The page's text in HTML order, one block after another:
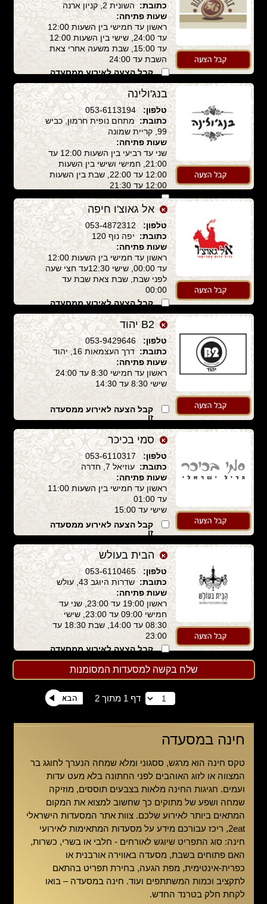
כתובת: השונית 2, קניון ארנה
שעות פתיחה:
ראשון עד חמישי בין השעות 12:00
עד 24:00, שישי בין השעות 12:00
עד 15:00, שבת משעה אחרי צאת
השבת עד 24:00
קבל הצעה לאירוע ממסעדה
בנג'ולינה
טלפון:053-6113194
כתובת: מתחם נופית חרמון, כביש
99, קריית שמונה
שעות פתיחה:
שני עד רביעי בין השעות 12:00 עד
21:00, חמישי ושישי בין השעות
12:00 עד 22:00, שבת בין השעות
12:00 עד 21:30
קבל הצעה לאירוע ממסעדה
זו
אל גאוצ'ו חיפה
טלפון:053-4872312
כתובת: יפה נוף 120
שעות פתיחה:
ראשון עד חמישי בין השעות 12:00
עד 00:00, שישי 12:30עד חצי שעה
לפני שבת, שבת צאת שבת עד
00:00
קבל הצעה לאירוע ממסעדה
B2 יהוד
טלפון:053-9429646
כתובת: דרך העצמאות 16, יהוד
שעות פתיחה:
ראשון עד חמישי 8:30 עד 24:00
שישי 8:30 עד 14:30
קבל הצעה לאירוע ממסעדה
זו
סמי בכיכר
טלפון:053-6110317
כתובת: עוזיאל 7, חדרה
שעות פתיחה:
ראשון עד חמישי בין השעות 11:00
עד 01:00
שישי עד 15:00
קבל הצעה לאירוע ממסעדה
זו
הבית בעולש
טלפון:053-6110465
כתובת: שדרות היוגב 43, עולש
שעות פתיחה:
ראשון 19:00 עד 23:00, שני עד
חמישי 09:00 עד 23:00, שישי
08:30 עד 14:00, שבת 18:30 עד
23:00
קבל הצעה לאירוע ממסעדה
שלח בקשה למסעדות המסומנות
דף 1 מתוך 2
חינה במסעדה
טקס חינה הוא מרגש, ססגוני ומלא שמחה הנערך לחוגג בר
המצווה או לזוג האוהבים לפני החתונה בלא מעט עדות
ועמים. חגיגות החינה מלאות בצבעים תוססים, מוזיקה
שמחה ושפע של מתוקים כך שחשוב למצוא את המקום
המתאים ביותר לאירוע שלכם. צוות אתר המסעדות הישראלי
2eat, ריכז עבורכם מידע על מסעדות המתאימות לאירועי
חינה: סוג התפריט שיוגש לאורחים - חלבי או בשרי, כשרות,
האם פתוחים בשבת, מסעדה באווירה אורבנית או
כפרית-אינטימית, מפת הגעה, בחירת תפריט בהתאם
לתקציב וכמות המשתתפים ועוד. חינה במסעדה – בואו
לקחת חלק בטרנד החדש.